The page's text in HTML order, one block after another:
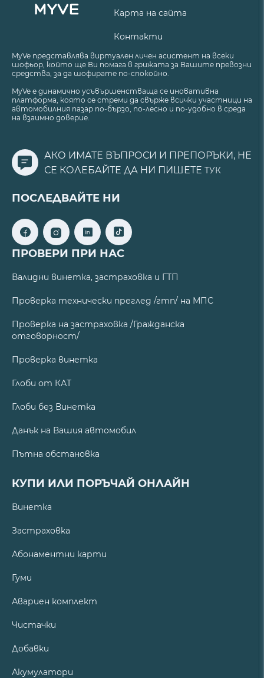
Карта на сайта
Контакти
MyVe представлява виртуален личен асистент на всеки
шофьор, който ще Ви помага в грижата за Вашите превозни
средства, за да шофирате по-спокойно.
MyVe е динамично усъвършенстваща се иновативна
платформа, която се стреми да свърже всички участници на
автомобилния пазар по-бързо, по-лесно и по-удобно в среда
на взаимно доверие.
АКО ИМАТЕ ВЪПРОСИ И ПРЕПОРЪКИ, НЕ
СЕ КОЛЕБАЙТЕ ДА НИ ПИШЕТЕ ТУК
ПОСЛЕДВАЙТЕ НИ
ПРОВЕРИ ПРИ НАС
Валидни винетка, застраховка и ГТП
Проверка технически преглед /гтп/ на МПС
Проверка на застраховка /Гражданска
отговорност/
Проверка винетка
Глоби от КАТ
Глоби без Винетка
Данък на Вашия автомобил
Пътна обстановка
КУПИ ИЛИ ПОРЪЧАЙ ОНЛАЙН
Винетка
Застраховка
Абонаментни карти
Гуми
Авариен комплект
Чистачки
Добавки
Акумулатори